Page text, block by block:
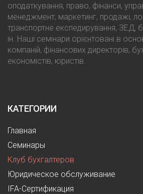
оподаткування, право, фінанси,
менеджмент, маркетинг, продажі,
транспортне експедирування, ЗЕД,
ін. Наші семінари орієнтовані в
компаній, фінансових директорів,
економістів, юристів.
КАТЕГОРИИ
Главная
Семинары
Клуб бухгалтеров
Юридическое обслуживание
IFA-Сертификация